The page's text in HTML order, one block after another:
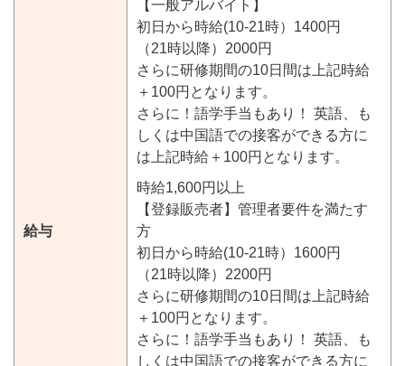
給与
【一般アルバイト】
初日から時給(10-21時）1400円
（21時以降）2000円
さらに研修期間の10日間は上記時給
＋100円となります。
さらに！語学手当もあり！ 英語、も
しくは中国語での接客ができる方に
は上記時給＋100円となります。
時給1,600円以上
【登録販売者】管理者要件を満たす
方
初日から時給(10-21時）1600円
（21時以降）2200円
さらに研修期間の10日間は上記時給
＋100円となります。
さらに！語学手当もあり！ 英語、も
しくは中国語での接客ができる方に